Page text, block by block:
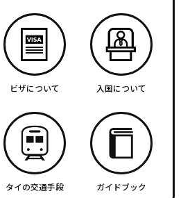
ビザについて 入国について
タイの交通手段 ガイドブック